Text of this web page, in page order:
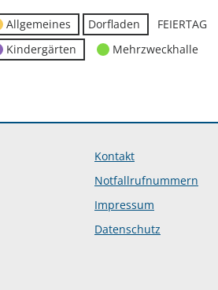
Allgemeines Dorfladen FEIERTAG
Kindergärten
Mehrzweckhalle
Kontakt
Notfallrufnummern
Impressum
Datenschutz